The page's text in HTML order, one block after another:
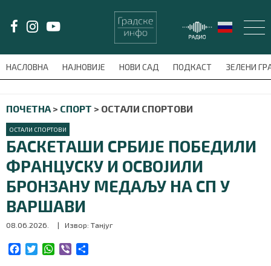
НАСЛОВНА НАЈНОВИЈЕ НОВИ САД ПОДКАСТ ЗЕЛЕНИ
meni'); $this_item = current( wp_filter_object_list(
ПОЧЕТНА > СПОРТ > ОСТАЛИ СПОРТОВИ
ОСТАЛИ СПОРТОВИ
БАСКЕТАШИ СРБИЈЕ ПОБЕДИЛИ
ФРАНЦУСКУ И ОСВОЈИЛИ
БРОНЗАНУ МЕДАЉУ НА СП У
ВАРШАВИ
08.06.2026. | Извор: Танјуг
W
LAT/ЋИР
НАСЛОВНА
НАЈНОВИЈЕ
НОВИ САД
ПОДКАСТ
ЗЕЛЕНИ ГРАД
ВИДЕО